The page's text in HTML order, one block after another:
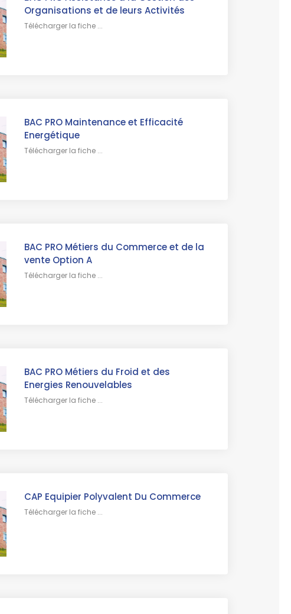
Organisations et de leurs Activités
Télécharger la fiche ...
BAC PRO Maintenance et Efficacité
Energétique
Télécharger la fiche ...
BAC PRO Métiers du Commerce et de la
vente Option A
Télécharger la fiche ...
BAC PRO Métiers du Froid et des
Energies Renouvelables
Télécharger la fiche ...
CAP Equipier Polyvalent Du Commerce
Télécharger la fiche ...